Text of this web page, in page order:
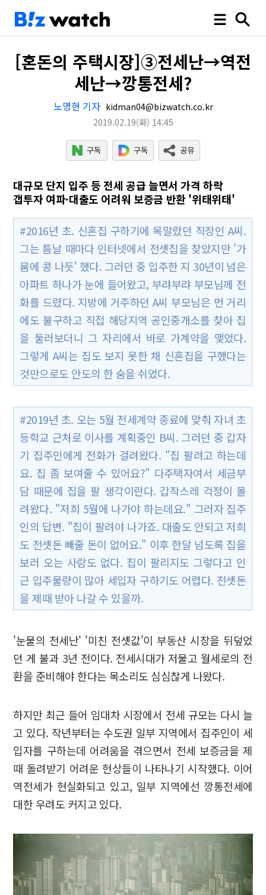
[혼돈의 주택시장]③전세난→역전
세난→깡통전세?
노명현 기자 kidman04@bizwatch.co.kr
2019.02.19(화) 14:45
대규모 단지 입주 등 전세 공급 늘면서 가격 하락
갭투자 여파·대출도 어려워 보증금 반환 '위태위태'
#2016년 초. 신혼집 구하기에 목말랐던 직장인 A씨.
그는 틈날 때마다 인터넷에서 전셋집을 찾았지만 '가
뭄에 콩 나듯' 했다. 그러던 중 입주한 지 30년이 넘은
아파트 하나가 눈에 들어왔고, 부랴부랴 부모님께 전
화를 드렸다. 지방에 거주하던 A씨 부모님은 먼 거리
에도 불구하고 직접 해당지역 공인중개소를 찾아 집
을 둘러보더니 그 자리에서 바로 가계약을 맺었다.
그렇게 A씨는 집도 보지 못한 채 신혼집을 구했다는
것만으로도 안도의 한 숨을 쉬었다.
#2019년 초. 오는 5월 전세계약 종료에 맞춰 자녀 초
등학교 근처로 이사를 계획중인 B씨. 그러던 중 갑자
기 집주인에게 전화가 걸려왔다. "집 팔려고 하는데
요. 집 좀 보여줄 수 있어요?" 다주택자여서 세금부
담 때문에 집을 팔 생각이란다. 갑작스레 걱정이 몰
려왔다. "저희 5월에 나가야 하는데요." 그러자 집주
인의 답변. "집이 팔려야 나가죠. 대출도 안되고 저희
도 전셋돈 빼줄 돈이 없어요." 이후 한달 넘도록 집을
보러 오는 사람도 없다. 집이 팔리지도 그렇다고 인
근 입주물량이 많아 세입자 구하기도 어렵다. 전셋돈
을 제때 받아 나갈 수 있을까.
'눈물의 전세난' '미친 전셋값'이 부동산 시장을 뒤덮었
던 게 불과 3년 전이다. 전세시대가 저물고 월세로의 전
환을 준비해야 한다는 목소리도 심심찮게 나왔다.
하지만 최근 들어 임대차 시장에서 전세 규모는 다시 늘
고 있다. 작년부터는 수도권 일부 지역에서 집주인이 세
입자를 구하는데 어려움을 겪으면서 전세 보증금을 제
때 돌려받기 어려운 현상들이 나타나기 시작했다. 이어
역전세가 현실화되고 있고, 일부 지역에선 깡통전세에
대한 우려도 커지고 있다.